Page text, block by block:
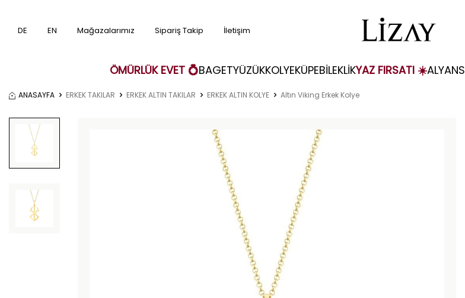
DE EN Mağazalarımız Sipariş Takip İletişim
ÖMÜRLÜK EVET 💍BAGETYÜZÜKKOLYEKÜPEBİLEKLİKYAZ FIRSATI ☀️ALYANS
ANASAYFA ERKEK TAKILAR ERKEK ALTIN TAKILAR ERKEK ALTIN KOLYE Altın Viking Erkek Kolye